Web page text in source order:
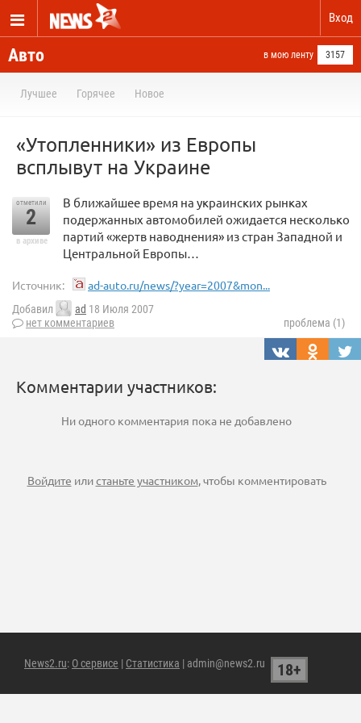
Вход
Авто в мою ленту 3157
Лучшее Горячее Новое
«Утопленники» из Европы
всплывут на Украине
отметили
2
в архиве
В ближайшее время на украинских рынках
подержанных автомобилей ожидается несколько
партий «жертв наводнения» из стран Западной и
Центральной Европы…
Источник: ad-auto.ru/news/?year=2007&mon...
Добавил ad 18 Июля 2007
нет комментариев
проблема (1)
Комментарии участников:
Ни одного комментария пока не добавлено
Войдите илистаньте участником, чтобы комментировать
News2.ru: О сервисе | Статистика | admin@news2.ru 18+